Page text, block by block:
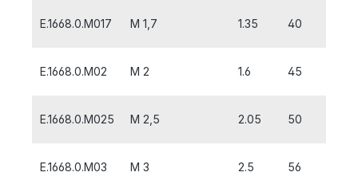
E.1668.0.M017 M 1,7 1.35 40
E.1668.0.M02 M 2 1.6 45
E.1668.0.M025 M 2,5 2.05 50
E.1668.0.M03 M 3 2.5 56